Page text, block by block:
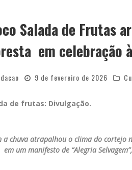
Salada de Frutas
em celebração
9 de fevereiro de 2026
de frutas: Divulgação.
a chuva atrapalhou o clima do cortejo
em um manifesto de “Alegria